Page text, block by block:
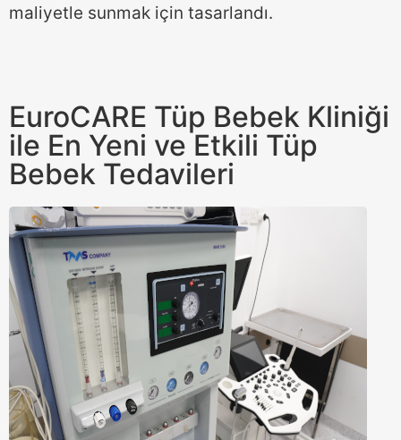
maliyetle sunmak için tasarlandı.
EuroCARE Tüp Bebek Kliniği
ile En Yeni ve Etkili Tüp
Bebek Tedavileri